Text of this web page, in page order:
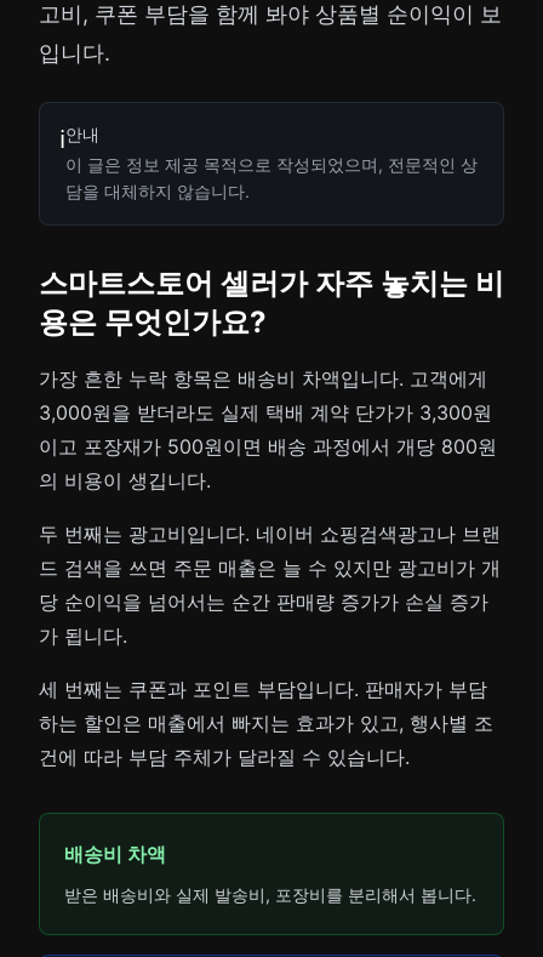
고비, 쿠폰 부담을 함께 봐야 상품별 순이익이 보
입니다.
ℹ️안내
이 글은 정보 제공 목적으로 작성되었으며, 전문적인 상
담을 대체하지 않습니다.
스마트스토어 셀러가 자주 놓치는 비
용은 무엇인가요?
가장 흔한 누락 항목은 배송비 차액입니다. 고객에게
3,000원을 받더라도 실제 택배 계약 단가가 3,300원
이고 포장재가 500원이면 배송 과정에서 개당 800원
의 비용이 생깁니다.
두 번째는 광고비입니다. 네이버 쇼핑검색광고나 브랜
드 검색을 쓰면 주문 매출은 늘 수 있지만 광고비가 개
당 순이익을 넘어서는 순간 판매량 증가가 손실 증가
가 됩니다.
세 번째는 쿠폰과 포인트 부담입니다. 판매자가 부담
하는 할인은 매출에서 빠지는 효과가 있고, 행사별 조
건에 따라 부담 주체가 달라질 수 있습니다.
배송비 차액
받은 배송비와 실제 발송비, 포장비를 분리해서 봅니다.